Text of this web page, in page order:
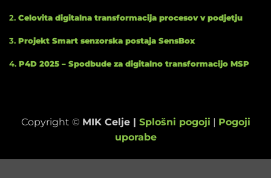
2. Celovita digitalna transformacija procesov v podjetju
3. Projekt Smart senzorska postaja SensBox
4. P4D 2025 – Spodbude za digitalno transformacijo MSP
Copyright © MIK Celje | Splošni pogoji | Pogoji
uporabe